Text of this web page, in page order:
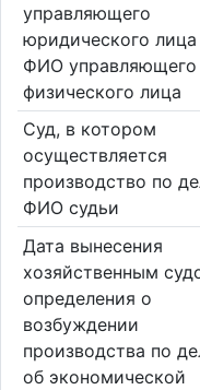
управляющего
юридического
ФИО управляющего
физического лица
Суд, в котором
осуществляется
производство по
ФИО судьи
Дата вынесения
хозяйственным
определения о
возбуждении
производства по
об экономической